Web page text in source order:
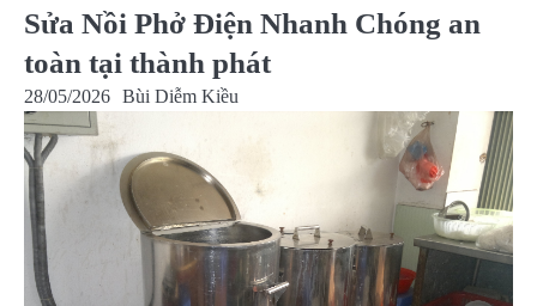
Sửa Nồi Phở Điện Nhanh Chóng an
toàn tại thành phát
28/05/2026 Bùi Diễm Kiều